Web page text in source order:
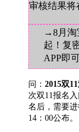
审核结果将
→8月淘
起！复
APP即
问： 2015双
次双11报名
名后，需要
14：00公布。